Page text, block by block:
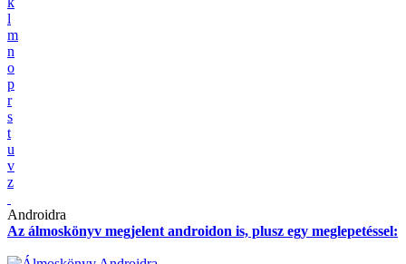
l
m
n
o
p
r
s
t
u
v
z
Androidra
Az álmoskönyv megjelent androidon is, plusz egy meglepetéssel: